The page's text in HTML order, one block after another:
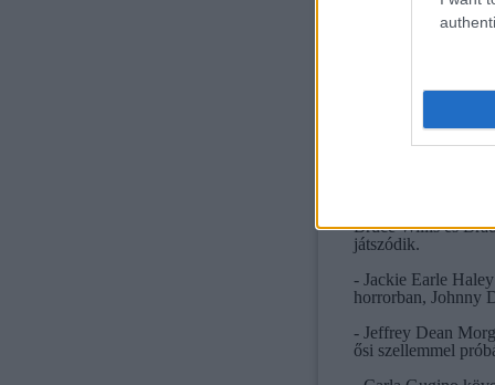
benne lesz. Én
Bruce Willis és
játszódik.
- Jackie Earle
horrorban, Johnny
- Jeffrey Dean
ősi szellemmel